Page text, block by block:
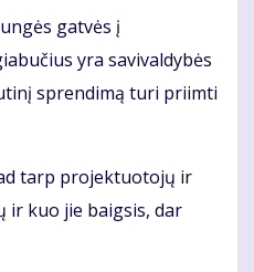
gatvės į
yra savivaldybės
sprendimą turi priimti
tarp projektuotojų ir
ir kuo jie baigsis, dar